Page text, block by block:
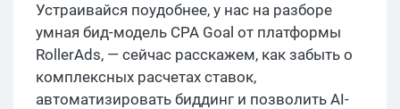
Устраивайся поудобнее, у нас на разборе
умная бид-модель CPA Goal от платформы
RollerAds, — сейчас расскажем, как забыть о
комплексных расчетах ставок,
автоматизировать биддинг и позволить AI-